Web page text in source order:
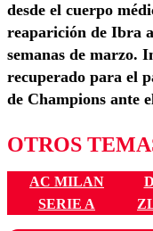
desde el cuerpo
reaparición de Ibra
semanas de marzo.
recuperado para el
de Champions ante
OTROS
AC MILAN
SERIE A